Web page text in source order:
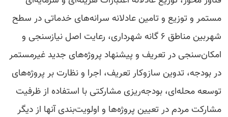
مستمر و توزیع و تامین عادلانه سرانه‌های خدماتی در سطح
شهربین مناطق ۶ گانه شهرداری، رعایت اصل نیازسنجی و
امکان‌سنجی در تعریف و پیشنهاد پروژه‌های جدید غیرمستمر
در بودجه، تدوین سازوکار تعریف، اجرا و نظارت بر پروژه‌های
توسعه محله‌ای، بودجه‌ریزی مشارکتی با استفاده از ظرفیت
مشارکت مردم در تعیین پروژه‌ها و اولویت‌بندی آنها از دیگر